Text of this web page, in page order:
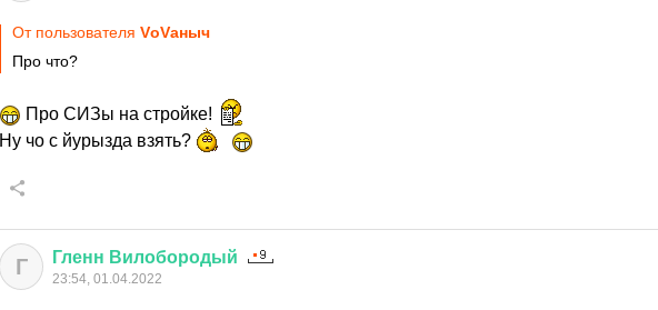
От пользователя VоVаныч
Про что?
Про СИЗы на стройке!
Ну чо с йурызда взять?
Г Гленн Вилобородый
23:54, 01.04.2022